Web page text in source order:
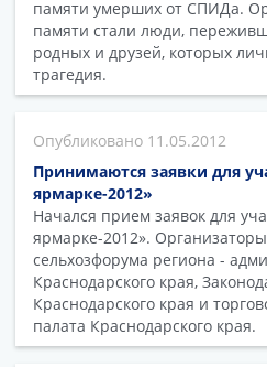
памяти умерших от СПИДа.
памяти стали люди,
родных и друзей, которых
трагедия.
11.05.2012
Принимаются заявки для
ярмарке-2012»
Начался прием заявок для
ярмарке-2012».
сельхозфорума региона -
Краснодарского края,
Краснодарского края и
палата Краснодарского края.